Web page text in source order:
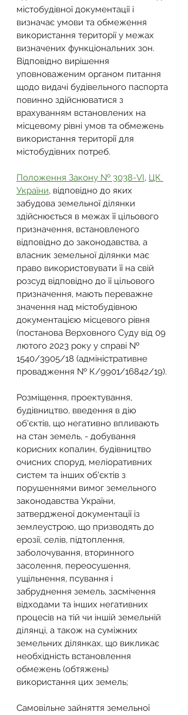
містобудівної документації і
визначає умови та обмеження
використання території у межах
визначених функціональних зон.
Відповідно вирішення
уповноваженим органом питання
щодо видачі будівельного паспорта
повинно здійснюватися з
врахуванням встановлених на
місцевому рівні умов та обмежень
використання території для
містобудівних потреб.
Положення Закону № 3038-VI, ЦК
України, відповідно до яких
забудова земельної ділянки
здійснюється в межах її цільового
призначення, встановленого
відповідно до законодавства, а
власник земельної ділянки має
право використовувати її на свій
розсуд відповідно до її цільового
призначення, мають переважне
значення над містобудівною
документацією місцевого рівня
(постанова Верховного Суду від 09
лютого 2023 року у справі №
1540/3905/18 (адміністративне
провадження № К/9901/16842/19).
Розміщення, проектування,
будівництво, введення в дію
об'єктів, що негативно впливають
на стан земель, - добування
корисних копалин, будівництво
очисних споруд, меліоративних
систем та інших об'єктів з
порушеннями вимог земельного
законодавства України,
затвердженої документації із
землеустрою, що призводять до
ерозії, селів, підтоплення,
заболочування, вторинного
засолення, переосушення,
ущільнення, псування і
забруднення земель, засмічення
відходами та інших негативних
процесів на тій чи іншій земельній
ділянці, а також на суміжних
земельних ділянках, що викликає
необхідність встановлення
обмежень (обтяжень)
використання цих земель;
Самовільне зайняття земельної